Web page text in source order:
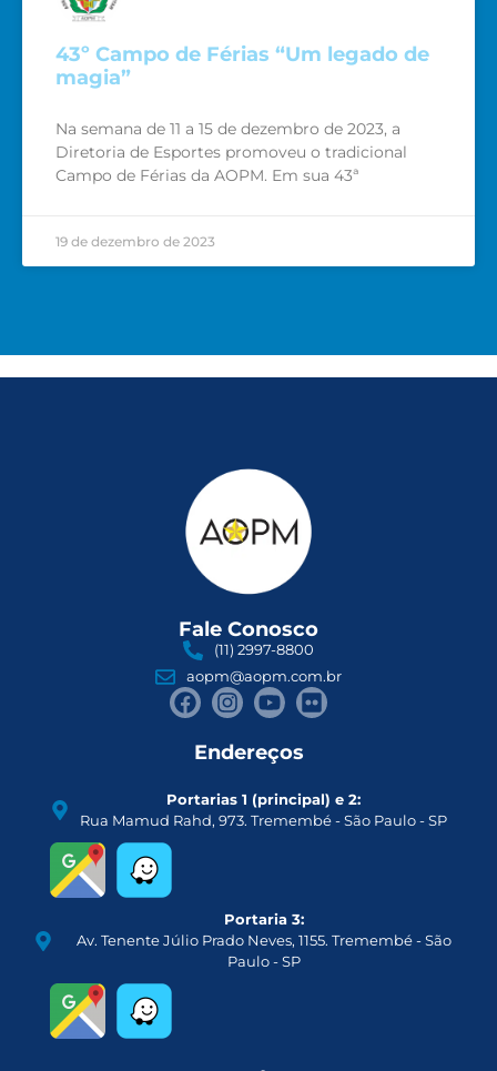
43º Campo de Férias “Um legado de
magia”
Na semana de 11 a 15 de dezembro de 2023, a
Diretoria de Esportes promoveu o tradicional
Campo de Férias da AOPM. Em sua 43ª
19 de dezembro de 2023
Fale Conosco
(11) 2997-8800
aopm@aopm.com.br
Endereços
Portarias 1 (principal) e 2:
Rua Mamud Rahd, 973. Tremembé - São Paulo - SP
Portaria 3:
Av. Tenente Júlio Prado Neves, 1155. Tremembé - São
Paulo - SP